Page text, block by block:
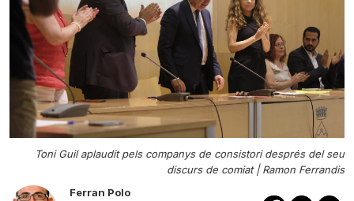
Toni Guil aplaudit pels companys de consistori després del seu
discurs de comiat |Ramon Ferrandis
Ferran Polo